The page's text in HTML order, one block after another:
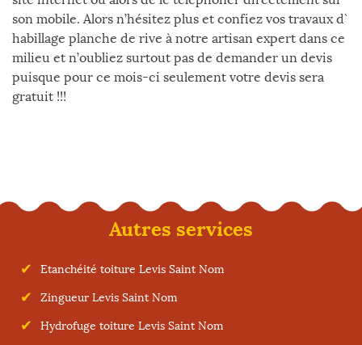
son mobile. Alors n’hésitez plus et confiez vos travaux d`
habillage planche de rive à notre artisan expert dans ce
milieu et n’oubliez surtout pas de demander un devis
puisque pour ce mois-ci seulement votre devis sera
gratuit !!!
Autres services
Etanchéité toiture Levis Saint Nom
Zingueur Levis Saint Nom
Hydrofuge toiture Levis Saint Nom